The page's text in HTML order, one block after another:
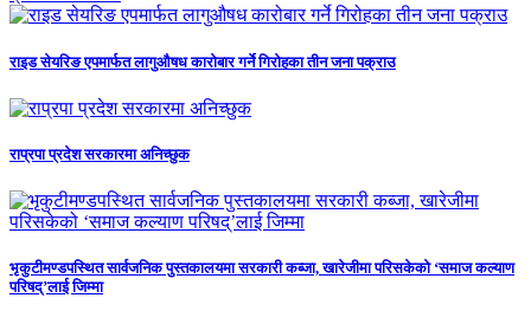
राइड सेयरिङ एपमार्फत लागुऔषध कारोबार गर्ने गिरोहका तीन जना पक्राउ
राप्रपा प्रदेश सरकारमा अनिच्छुक
भृकुटीमण्डपस्थित सार्वजनिक पुस्तकालयमा सरकारी कब्जा, खारेजीमा परिसकेको ‘समाज कल्याण
परिषद्’लाई जिम्मा